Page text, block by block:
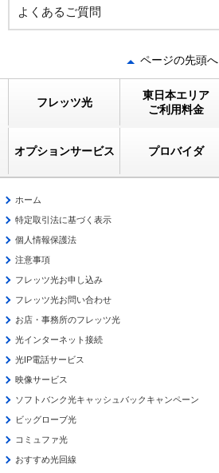
よくあるご質問
ページの先頭へ
フレッツ光
東日本エリア
ご利用料金
オプションサービス プロバイダ
ホーム
特定取引法に基づく表示
個人情報保護法
注意事項
フレッツ光お申し込み
フレッツ光お問い合わせ
お店・事務所のフレッツ光
光インターネット接続
光IP電話サービス
映像サービス
ソフトバンク光キャッシュバックキャンペーン
ビッグローブ光
コミュファ光
おすすめ光回線